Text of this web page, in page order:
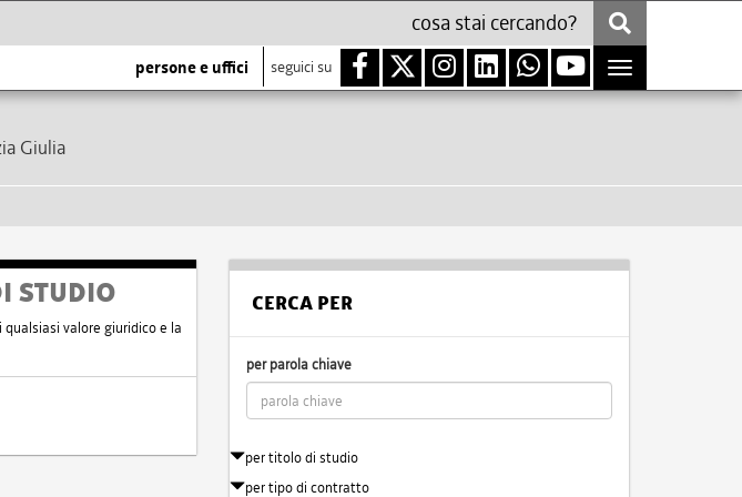
persone e uffici seguici su
Toggle
navigation
Giulia
STUDIO
valore giuridico e la
CERCA PER
per parola chiave
per titolo di studio
per tipo di contratto